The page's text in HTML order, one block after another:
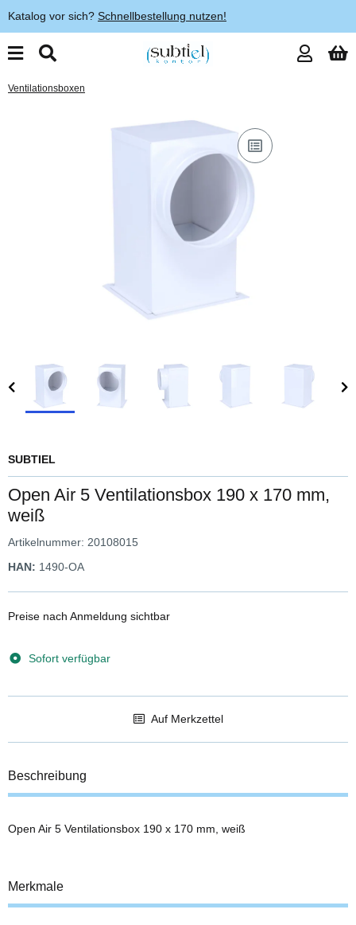
Katalog vor sich? Schnellbestellung nutzen!
Ventilationsboxen
SUBTIEL
Open Air 5 Ventilationsbox 190 x 170 mm,
weiß
Artikelnummer: 20108015
HAN: 1490-OA
Preise nach Anmeldung sichtbar
Sofort verfügbar
Auf Merkzettel
Beschreibung
Open Air 5 Ventilationsbox 190 x 170 mm, weiß
Merkmale